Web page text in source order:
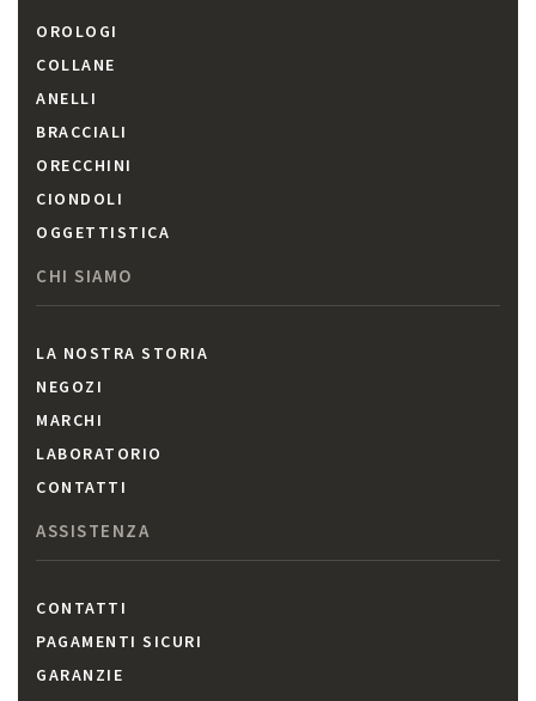
OROLOGI
COLLANE
ANELLI
BRACCIALI
ORECCHINI
CIONDOLI
OGGETTISTICA
CHI SIAMO
LA NOSTRA STORIA
NEGOZI
MARCHI
LABORATORIO
CONTATTI
ASSISTENZA
CONTATTI
PAGAMENTI SICURI
GARANZIE